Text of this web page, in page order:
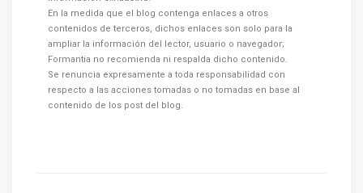
En la medida que el blog contenga enlaces a otros
contenidos de terceros, dichos enlaces son solo para la
ampliar la información del lector, usuario o navegador;
Formantia no recomienda ni respalda dicho contenido.
Se renuncia expresamente a toda responsabilidad con
respecto a las acciones tomadas o no tomadas en base al
contenido de los post del blog.